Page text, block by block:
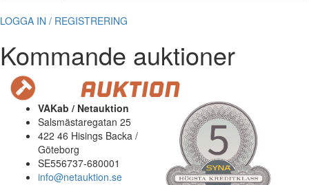
LOGGA IN / REGISTRERING
Kommande auktioner
VAKab / Netauktion
Salsmästaregatan 25
422 46 Hisings Backa /
Göteborg
SE556737-680001
info@netauktion.se